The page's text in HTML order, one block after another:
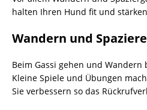
halten Ihren Hund fit und
Wandern und
Beim Gassi gehen und
Kleine Spiele und Übungen
Sie verbessern so das